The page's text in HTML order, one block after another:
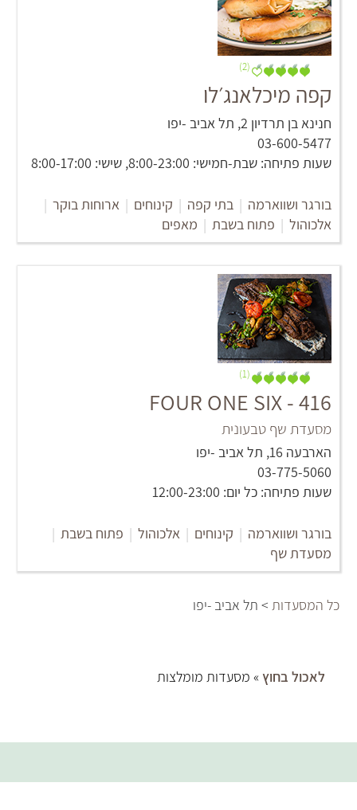
(2)
קפה מיכלאנג׳לו
חנינא בן תרדיון 2‏, תל אביב -יפו
03-600-5477
שעות פתיחה: שבת-חמישי: 8:00-23:00, שישי: 8:00-17:00
בורגר ושווארמה | בתי קפה | קינוחים | ארוחות בוקר |
אלכוהול | פתוח בשבת | מאפים
(1)
FOUR ONE SIX - 416
מסעדת שף טבעונית
הארבעה 16, תל אביב -יפו
03-775-5060
שעות פתיחה: כל יום: 12:00-23:00
בורגר ושווארמה | קינוחים | אלכוהול | פתוח בשבת |
מסעדת שף
כל המסעדות > תל אביב -יפו
לאכול בחוץ » מסעדות מומלצות